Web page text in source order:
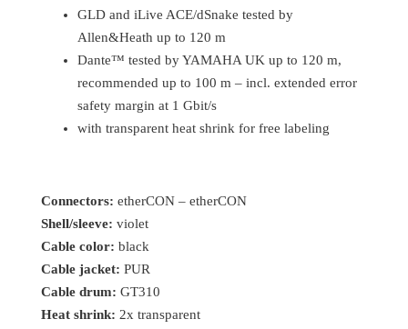
GLD and iLive ACE/dSnake tested by
Allen&Heath up to 120 m
Dante™ tested by YAMAHA UK up to 120 m,
recommended up to 100 m – incl. extended error
safety margin at 1 Gbit/s
with transparent heat shrink for free labeling
Connectors: etherCON – etherCON
Shell/sleeve: violet
Cable color: black
Cable jacket: PUR
Cable drum: GT310
Heat shrink: 2x transparent